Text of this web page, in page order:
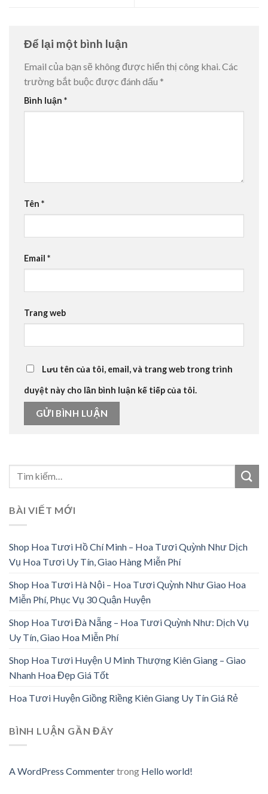
Để lại một bình luận
Email của bạn sẽ không được hiển thị công khai.Các
trường bắt buộc được đánh dấu *
Bình luận *
Tên *
Email *
Trang web
Lưu tên của tôi, email, và trang web trong trình
duyệt này cho lần bình luận kế tiếp của tôi.
BÀI VIẾT MỚI
Shop Hoa Tươi Hồ Chí Minh – Hoa Tươi Quỳnh Như Dịch
Vụ Hoa Tươi Uy Tín, Giao Hàng Miễn Phí
Shop Hoa Tươi Hà Nội – Hoa Tươi Quỳnh Như Giao Hoa
Miễn Phí, Phục Vụ 30 Quận Huyện
Shop Hoa Tươi Đà Nẵng – Hoa Tươi Quỳnh Như: Dịch Vụ
Uy Tín, Giao Hoa Miễn Phí
Shop Hoa Tươi Huyện U Minh Thượng Kiên Giang – Giao
Nhanh Hoa Đẹp Giá Tốt
Hoa Tươi Huyện Giồng Riềng Kiên Giang Uy Tín Giá Rẻ
BÌNH LUẬN GẦN ĐÂY
A WordPress Commentertrong Hello world!